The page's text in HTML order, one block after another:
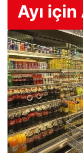
Ayı için